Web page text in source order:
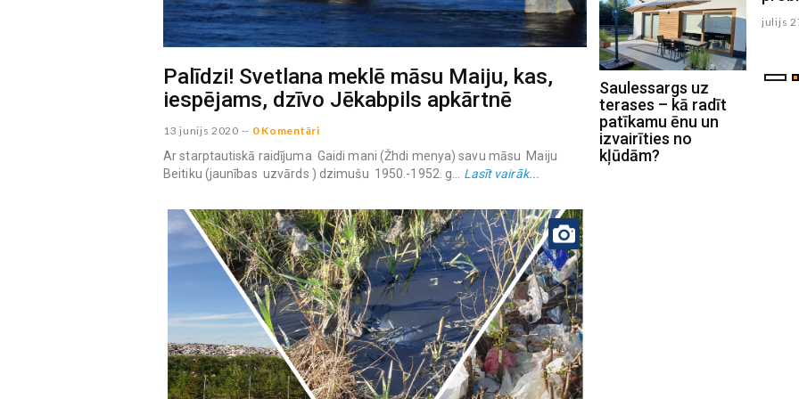
Palīdzi! Svetlana meklē māsu Maiju, kas,
iespējams, dzīvo Jēkabpils apkārtnē
13 junijs 2020 -- 0 Komentāri
Ar starptautiskā raidījuma Gaidi mani (Žhdi menya) savu māsu Maiju
Beitiku (jaunības uzvārds ) dzimušu 1950.-1952. g... Lasīt vairāk...
Saulessargs uz
terases – kā radīt
patīkamu ēnu un
izvairīties no
kļūdām?
julijs 29 , 2026
julijs